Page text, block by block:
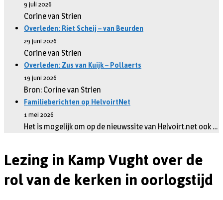
9 juli 2026
Corine van Strien
Overleden: Riet Scheij – van Beurden
29 juni 2026
Corine van Strien
Overleden: Zus van Kuijk – Pollaerts
19 juni 2026
Bron: Corine van Strien
Familieberichten op HelvoirtNet
1 mei 2026
Het is mogelijk om op de nieuwssite van Helvoirt.net ook …
Lezing in Kamp Vught over de
rol van de kerken in oorlogstijd